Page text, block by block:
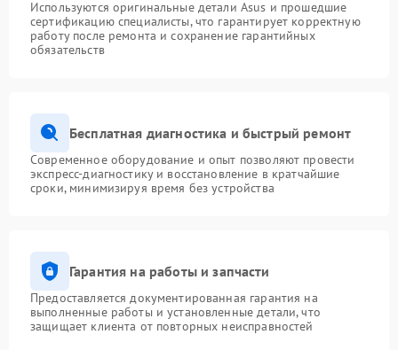
Используются оригинальные детали Asus и прошедшие
сертификацию специалисты, что гарантирует корректную
работу после ремонта и сохранение гарантийных
обязательств
Бесплатная диагностика и быстрый ремонт
Современное оборудование и опыт позволяют провести
экспресс-диагностику и восстановление в кратчайшие
сроки, минимизируя время без устройства
Гарантия на работы и запчасти
Предоставляется документированная гарантия на
выполненные работы и установленные детали, что
защищает клиента от повторных неисправностей